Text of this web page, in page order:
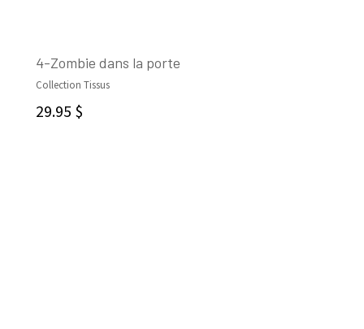
4-Zombie dans la porte
Collection Tissus
29.95 $